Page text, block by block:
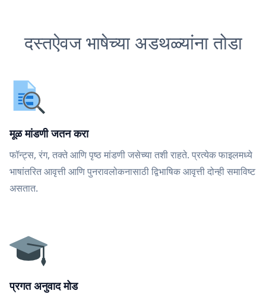
दस्तऐवज भाषेच्या अडथळ्यांना तोडा
मूळ मांडणी जतन करा
फॉन्ट्स, रंग, तक्ते आणि पृष्ठ मांडणी जसेच्या तशी राहते. प्रत्येक फाइलमध्ये
भाषांतरित आवृत्ती आणि पुनरावलोकनासाठी द्विभाषिक आवृत्ती दोन्ही समाविष्ट
असतात.
प्रगत अनुवाद मोड